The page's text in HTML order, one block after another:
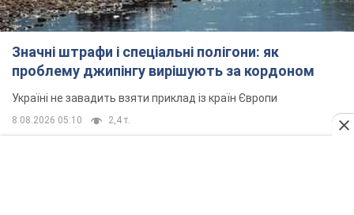
Значні штрафи і спеціальні полігони: як
проблему джипінгу вирішують за кордоном
Україні не завадить взяти приклад із країн Європи
8.08.2026 05:10 2,4 т.